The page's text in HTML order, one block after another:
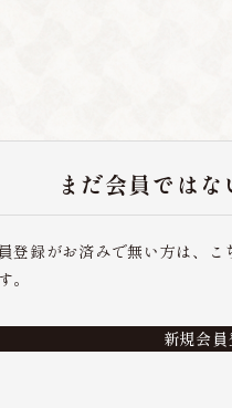
まだ会員ではな
登録がお済みで無い方は、こ
。
新規会員